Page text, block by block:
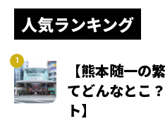
人気ランキング
【熊本随一の
てどんなとこ
ト】